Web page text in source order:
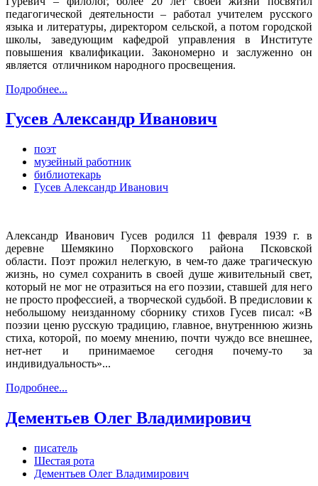
педагогической деятельности – работал учителем русского
языка и литературы, директором сельской, а потом городской
школы, заведующим кафедрой управления в Институте
повышения квалификации. Закономерно и заслуженно он
является отличником народного просвещения.
Подробнее...
Гусев Александр Иванович
поэт
музейный работник
библиотекарь
Гусев Александр Иванович
Александр Иванович Гусев родился 11 февраля 1939 г. в
деревне Шемякино Порховского района Псковской
области. Поэт прожил нелегкую, в чем-то даже трагическую
жизнь, но сумел сохранить в своей душе живительный свет,
который не мог не отразиться на его поэзии, ставшей для него
не просто профессией, а творческой судьбой. В предисловии к
небольшому неизданному сборнику стихов Гусев писал: «В
поэзии ценю русскую традицию, главное, внутреннюю жизнь
стиха, которой, по моему мнению, почти чуждо все внешнее,
нет-нет и принимаемое сегодня почему-то за
индивидуальность»...
Подробнее...
Дементьев Олег Владимирович
писатель
Шестая рота
Дементьев Олег Владимирович